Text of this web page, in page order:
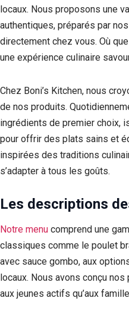
locaux. Nous proposons une
authentiques, préparés par
directement chez vous. Où
une expérience culinaire
Chez Boni’s Kitchen, nous
de nos produits.
ingrédients de premier choix,
pour offrir des plats sains et
inspirées des traditions
s’adapter à tous les goûts.
Les descriptions
Notre menu comprend une
classiques comme le poulet
avec sauce gombo, aux
locaux. Nous avons conçu
aux jeunes actifs qu’aux